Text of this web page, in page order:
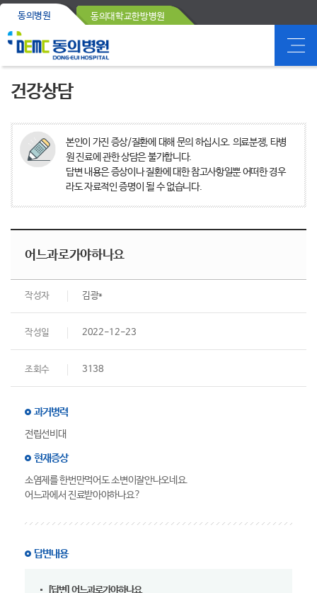
동의병원 동의대학교한방병원
건강상담
본인이 가진 증상/질환에 대해 문의 하십시오. 의료분쟁, 타병
원 진료에 관한 상담은 불가합니다.
답변 내용은 증상이나 질환에 대한 참고사항일뿐 어떠한 경우
라도 자료적인 증명이 될 수 없습니다.
어느과로가야하나요
작성자 김광*
작성일 2022-12-23
조회수 3138
과거병력
전립선비대
현재증상
소염제를 한번만먹어도 소변이잘안나오네요.
어느과에서 진료받아야하나요?
답변내용
[답변] 어느과로가야하나요